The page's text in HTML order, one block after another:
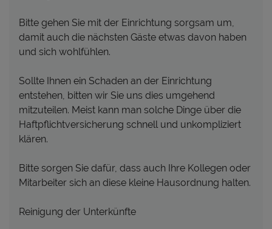
Bitte gehen Sie mit der Einrichtung sorgsam um,
damit auch die nächsten Gäste etwas davon haben
und sich wohlfühlen.
Sollte Ihnen ein Schaden an der Einrichtung
entstehen, bitten wir Sie uns dies umgehend
mitzuteilen. Meist kann man solche Dinge über die
Haftpflichtversicherung schnell und unkompliziert
klären.
Bitte sorgen Sie dafür, dass auch Ihre Kollegen oder
Mitarbeiter sich an diese kleine Hausordnung halten.
Reinigung der Unterkünfte